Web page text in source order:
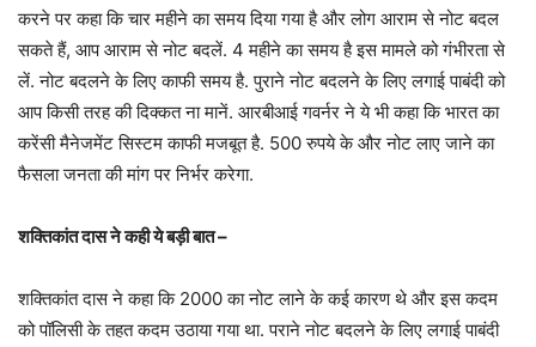
करने पर कहा कि चार महीने का समय दिया गया है और लोग आराम से नोट बदल
सकते हैं, आप आराम से नोट बदलें. 4 महीने का समय है इस मामले को गंभीरता से
लें. नोट बदलने के लिए काफी समय है. पुराने नोट बदलने के लिए लगाई पाबंदी को
आप किसी तरह की दिक्कत ना मानें. आरबीआई गवर्नर ने ये भी कहा कि भारत का
करेंसी मैनेजमेंट सिस्टम काफी मजबूत है. 500 रुपये के और नोट लाए जाने का
फैसला जनता की मांग पर निर्भर करेगा.
शक्तिकांत दास ने कही ये बड़ी बात –
शक्तिकांत दास ने कहा कि 2000 का नोट लाने के कई कारण थे और इस कदम
को पॉलिसी के तहत कदम उठाया गया था. पराने नोट बदलने के लिए लगाई पाबंदी